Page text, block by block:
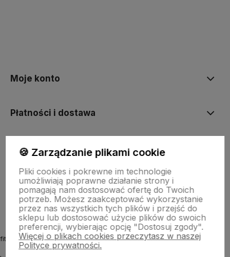
Moje konto
Płatności i dostawa
Informacje
O nas
fitmyhorse.pl Sklep jeździecki
🍪 Zarządzanie plikami cookie
Pliki cookies i pokrewne im technologie
umożliwiają poprawne działanie strony i
pomagają nam dostosować ofertę do Twoich
potrzeb. Możesz zaakceptować wykorzystanie
przez nas wszystkich tych plików i przejść do
sklepu lub dostosować użycie plików do swoich
preferencji, wybierając opcję "Dostosuj zgody".
Więcej o plikach cookies przeczytasz w naszej
Polityce prywatności.